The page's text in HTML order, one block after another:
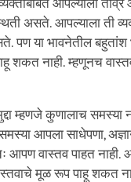
व्यक्तीबाबत आपल्याला
असते. आपल्याला ती
पण या भावनेतील बहुतांश
शकत नाही. म्हणूनच
म्हणजे कुणालाच समस्या
आपला साधेपणा,
आपण वास्तव पाहत
मूळ रूप पाहू शकत